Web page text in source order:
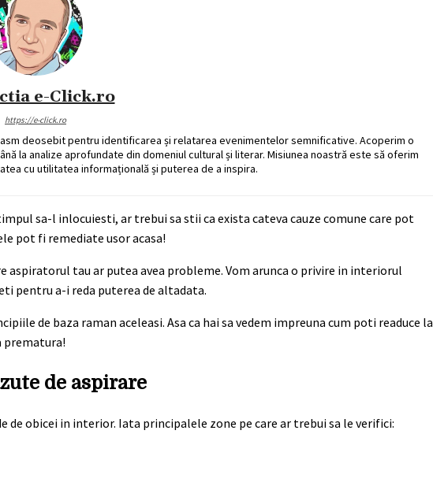
e-Click.ro
https://e-click.ro
deosebit pentru identificarea și relatarea evenimentelor semnificative. Acoperim o
la analize aprofundate din domeniul cultural și literar. Misiunea noastră este să oferim
cu utilitatea informațională și puterea de a inspira.
sa-l inlocuiesti, ar trebui sa stii ca exista cateva cauze comune care pot
pot fi remediate usor acasa!
tau ar putea avea probleme. Vom arunca o privire in interiorul
pentru a-i reda puterea de altadata.
de baza raman aceleasi. Asa ca hai sa vedem impreuna cum poti readuce la
prematura!
de aspirare
obicei in interior. Iata principalele zone pe care ar trebui sa le verifici: